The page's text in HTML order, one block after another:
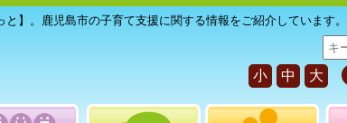
】。鹿児島市の子育て支援に関する情報をご紹介しています。
サ
イ
ト
内
小 中 大